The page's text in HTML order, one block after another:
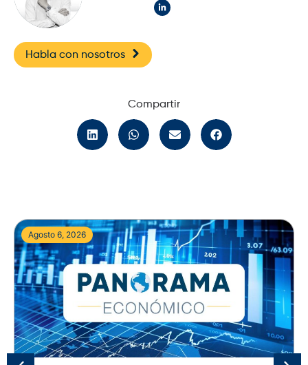
Habla con nosotros
Compartir
Agosto 6, 2026